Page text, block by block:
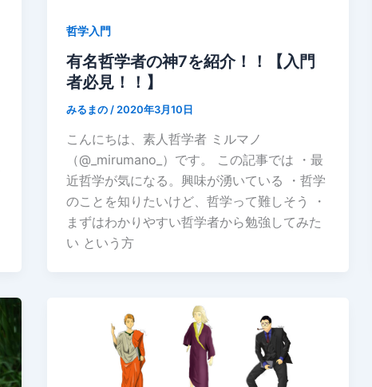
哲学入門
有名哲学者の神7を紹介！！【入門
者必見！！】
みるまの / 2020年3月10日
こんにちは、素人哲学者 ミルマノ
（@_mirumano_）です。 この記事では ・最
近哲学が気になる。興味が湧いている ・哲学
のことを知りたいけど、哲学って難しそう ・
まずはわかりやすい哲学者から勉強してみた
い という方